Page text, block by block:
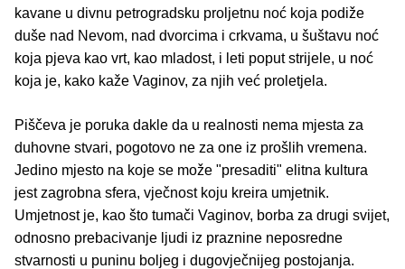
kavane u divnu petrogradsku proljetnu noć koja podiže
duše nad Nevom, nad dvorcima i crkvama, u šuštavu noć
koja pjeva kao vrt, kao mladost, i leti poput strijele, u noć
koja je, kako kaže Vaginov, za njih već proletjela.
Piščeva je poruka dakle da u realnosti nema mjesta za
duhovne stvari, pogotovo ne za one iz prošlih vremena.
Jedino mjesto na koje se može "presaditi" elitna kultura
jest zagrobna sfera, vječnost koju kreira umjetnik.
Umjetnost je, kao što tumači Vaginov, borba za drugi svijet,
odnosno prebacivanje ljudi iz praznine neposredne
stvarnosti u puninu boljeg i dugovječnijeg postojanja.